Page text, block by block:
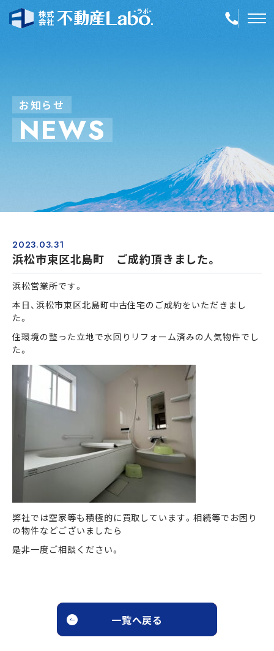
空き家再生
会社案内
店舗紹介
簡単！不動産査定
まずは何でもお気軽に
0120-41-1173
メールでお問い合わせ
LINEでお問い合わせ
お知らせ
NEWS
2023.03.31
浜松市東区北島町 ご成約頂きました。
浜松営業所です。
本日、浜松市東区北島町中古住宅のご成約をいただきまし
た。
住環境の整った立地で水回りリフォーム済みの人気物件でし
た。
弊社では空家等も積極的に買取しています。相続等でお困り
の物件などございましたら
是非一度ご相談ください。
一覧へ戻る